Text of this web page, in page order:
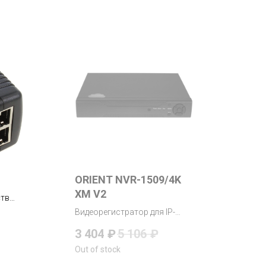
ORIENT NVR-1509/4K
XM V2
Видеорегистратор для IP-
камер с разрешением до 8MP
3 404 ₽5 106 ₽
Out of stock